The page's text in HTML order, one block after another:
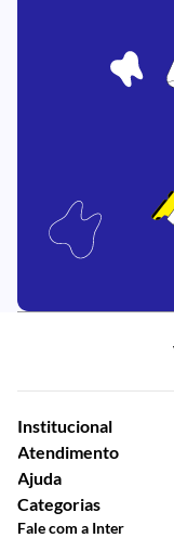
Institucional
Atendimento
Ajuda
Categorias
Fale com a Inter